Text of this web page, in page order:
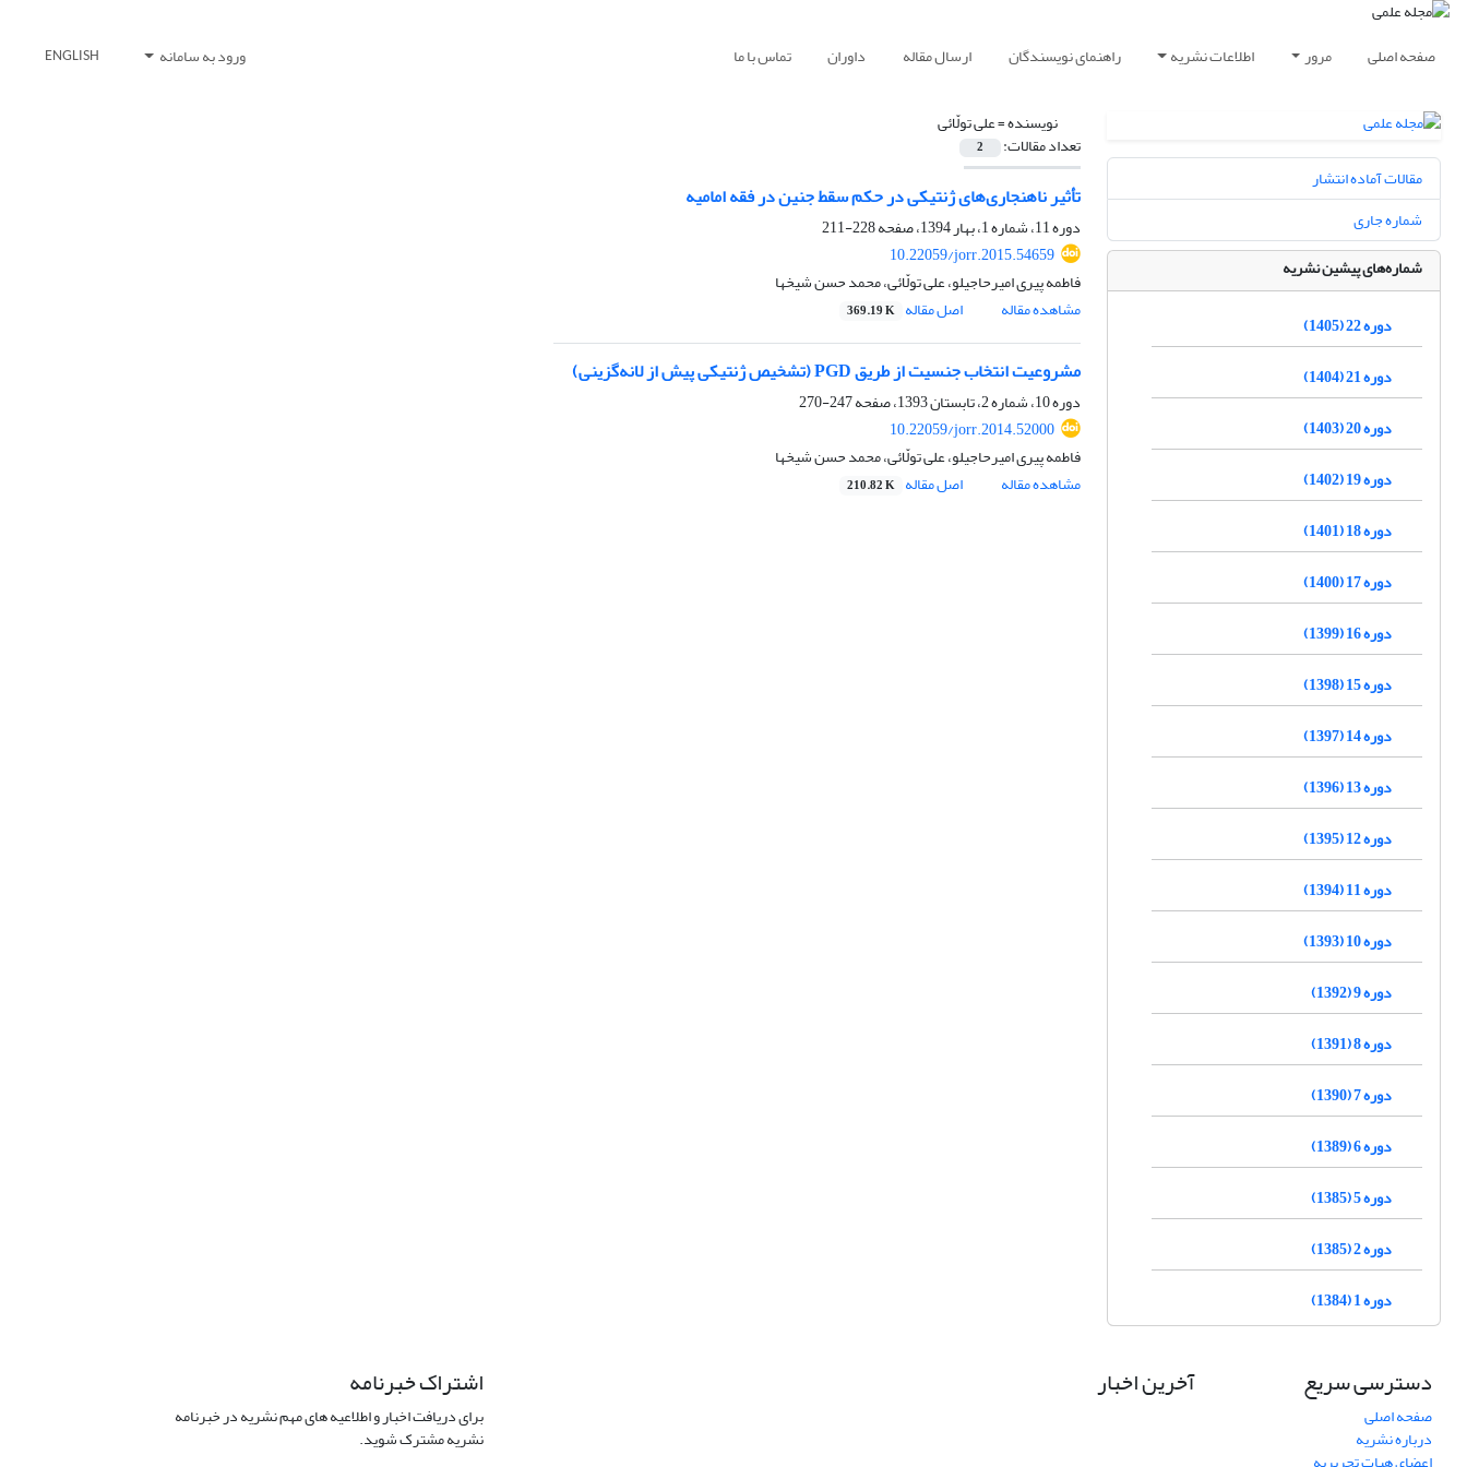
صفحه اصلی مرور اطلاعات نشریه راهنمای نویسندگان ارسال مقاله داوران تماس با ما ورود به سامانه ENGLISH
نویسنده =علی تولّائی
تعداد مقالات: 2
تأثیر ناهنجاری‌های ژنتیکی در حکم سقط جنین در فقه امامیه
دوره 11، شماره 1، بهار 1394، صفحه
228-211
10.22059/jorr.2015.54659
فاطمه پیری امیرحاجیلو، علی تولّائی، محمد حسن شیخها
مشاهده مقاله
اصل مقاله 369.19 K
مشروعیت انتخاب جنسیت از طریق PGD (تشخیص ژنتیکی پیش از لانه‌گزینی)
دوره 10، شماره 2، تابستان 1393، صفحه
247-270
10.22059/jorr.2014.52000
فاطمه پیری امیرحاجیلو، علی تولّائی، محمد حسن شیخها
مشاهده مقاله
اصل مقاله 210.82 K
مقالات آماده انتشار
شماره جاری
شماره‌های پیشین نشریه
دوره 22 (1405)
دوره 21 (1404)
دوره 20 (1403)
دوره 19 (1402)
دوره 18 (1401)
دوره 17 (1400)
دوره 16 (1399)
دوره 15 (1398)
دوره 14 (1397)
دوره 13 (1396)
دوره 12 (1395)
دوره 11 (1394)
دوره 10 (1393)
دوره 9 (1392)
دوره 8 (1391)
دوره 7 (1390)
دوره 6 (1389)
دوره 5 (1385)
دوره 2 (1385)
دوره 1 (1384)
دسترسی سریع
صفحه اصلی
درباره نشریه
آخرین اخبار اشتراک خبرنامه
برای دریافت اخبار و اطلاعیه های مهم نشریه در خبرنامه
نشریه مشترک شوید.